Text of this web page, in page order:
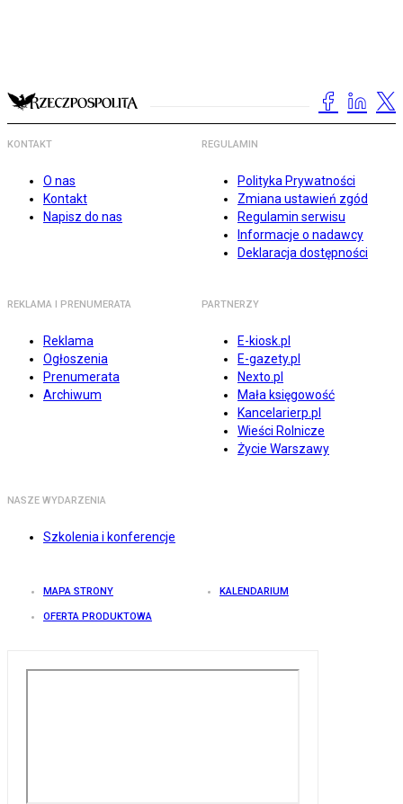
KONTAKT
O nas
Kontakt
Napisz do nas
REGULAMIN
Polityka Prywatności
Zmiana ustawień zgód
Regulamin serwisu
Informacje o nadawcy
Deklaracja dostępności
REKLAMA I PRENUMERATA
Reklama
Ogłoszenia
Prenumerata
Archiwum
PARTNERZY
E-kiosk.pl
E-gazety.pl
Nexto.pl
Mała księgowość
Kancelarierp.pl
Wieści Rolnicze
Życie Warszawy
NASZE WYDARZENIA
Szkolenia i konferencje
MAPA STRONY KALENDARIUM
OFERTA PRODUKTOWA